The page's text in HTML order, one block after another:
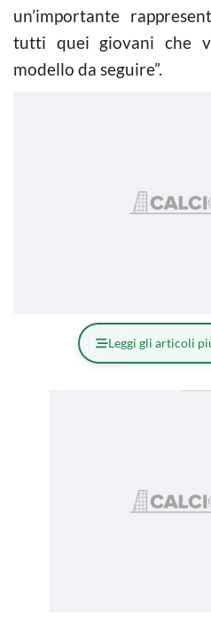
un’importante
tutti quei giovani che
modello da seguire”.
Leggi gli articoli